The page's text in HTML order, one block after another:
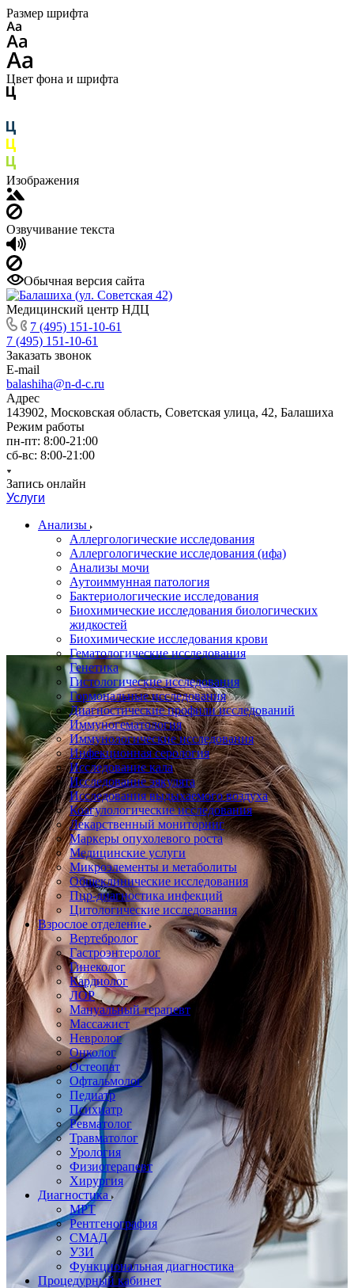
Размер шрифта
Цвет фона и шрифта
Изображения
Озвучивание текста
Обычная версия сайта
Медицинский центр НДЦ
7 (495) 151-10-61
7 (495) 151-10-61
Заказать звонок
E-mail
balashiha@n-d-c.ru
Адрес
143902, Московская область, Советская улица, 42, Балашиха
Режим работы
пн-пт: 8:00-21:00
сб-вс: 8:00-21:00
Запись онлайн
Услуги
Анализы
Аллергологические исследования
Аллергологические исследования (ифа)
Анализы мочи
Аутоиммунная патология
Бактериологические исследования
Биохимические исследования биологических
жидкостей
Биохимические исследования крови
Гематологические исследования
Генетика
Гистологические исследования
Гормональные исследования
Диагностические профили исследований
Иммуногематология
Иммунологические исследования
Инфекционная серология
Исследование кала
Исследование эякулята
Исследования выдыхаемого воздуха
Коагулологические исследования
Лекарственный мониторинг
Маркеры опухолевого роста
Медицинские услуги
Микроэлементы и метаболиты
Общеклинические исследования
Пцр-диагностика инфекций
Цитологические исследования
Взрослое отделение
Вертебролог
Гастроэнтеролог
Гинеколог
Кардиолог
ЛОР
Мануальный терапевт
Массажист
Невролог
Онколог
Остеопат
Офтальмолог
Педиатр
Психиатр
Ревматолог
Травматолог
Урология
Физиотерапевт
Хирургия
Диагностика
МРТ
Рентгенография
СМАД
УЗИ
Функциональная диагностика
Процедурный кабинет